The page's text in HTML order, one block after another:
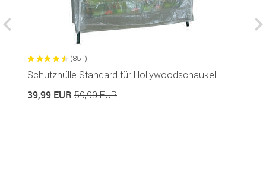
(851)
Schutzhülle Standard für Hollywoodschaukel
39,99 EUR 59,99 EUR